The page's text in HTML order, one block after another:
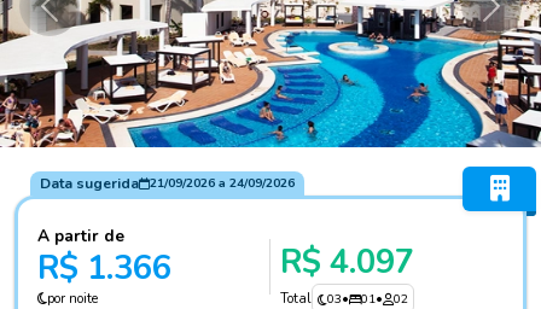
Anterior
Data sugerida 21/09/2026a 24/09/2026
A partir de
R$ 1.366
por noite
R$ 4.097
Total 03• 01• 02